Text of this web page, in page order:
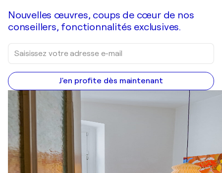
Nouvelles œuvres, coups de cœur de nos
conseillers, fonctionnalités exclusives.
J'en profite dès maintenant